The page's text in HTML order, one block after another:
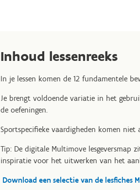
Inhoud lessenreeks
In je lessen komen de 12 fundamentele
Je brengt voldoende variatie in het
de oefeningen.
Sportspecifieke vaardigheden komen
Tip: De digitale Multimove lesgeversmap
inspiratie voor het uitwerken van het
Download een selectie van de lesfiches